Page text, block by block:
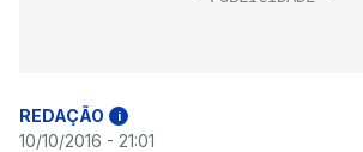
REDAÇÃO i
10/10/2016 - 21:01